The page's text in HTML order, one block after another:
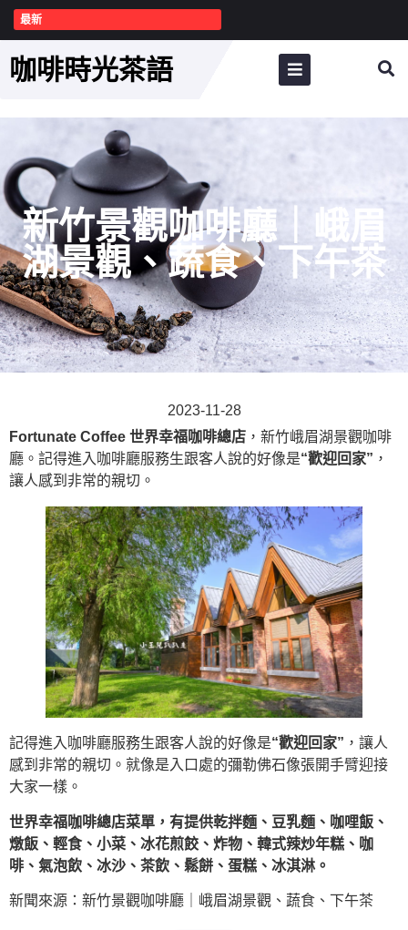
最新
咖啡時光茶語
新竹景觀咖啡廳｜峨眉
湖景觀、蔬食、下午茶
2023-11-28
Fortunate Coffee 世界幸福咖啡總店 ，新竹峨眉湖景觀咖啡
廳。記得進入咖啡廳服務生跟客人說的好像是“歡迎回家” ，
讓人感到非常的親切。
記得進入咖啡廳服務生跟客人說的好像是“歡迎回家” ，讓人
感到非常的親切。就像是入口處的彌勒佛石像張開手臂迎接
大家一樣。
世界幸福咖啡總店菜單，有提供乾拌麵、豆乳麵、咖哩飯、
燉飯、輕食、小菜、冰花煎餃、炸物、韓式辣炒年糕、咖
啡、氣泡飲、冰沙、茶飲、鬆餅、蛋糕、冰淇淋。
新聞來源：新竹景觀咖啡廳｜峨眉湖景觀、蔬食、下午茶